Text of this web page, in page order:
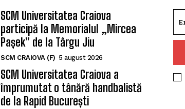
SCM Universitatea Craiova
participă la Memorialul „Mircea
Pașek” de la Târgu Jiu
SCM CRAIOVA (F) 5 august 2026
SCM Universitatea Craiova a
împrumutat o tânără handbalistă
de la Rapid București